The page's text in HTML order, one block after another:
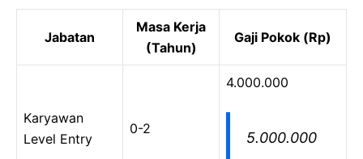
Jabatan
Masa Kerja
(Tahun)
Gaji Pokok (Rp)
Karyawan
Level Entry
0-2
4.000.000
5.000.000